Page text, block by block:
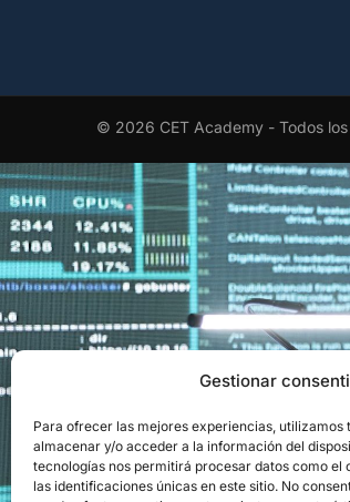
Gestionar
Para ofrecer las mejores experiencias, utilizamos
almacenar y/o acceder a la información del
tecnologías nos permitirá procesar datos como el
las identificaciones únicas en este sitio. No
© 2026 CET Academy - Todos
EL